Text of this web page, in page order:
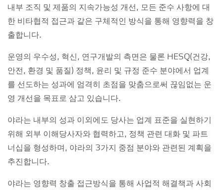
내부 조직 및 제품의 지속가능성 개선, 모든 준수 사항에 대
한 비타협적 접근과 같은 구체적인 방식을 통해 영향력을 창
출합니다.
운영의 우수성, 혁신, 연구개발의 측면은 물론 HESQ(건강,
안전, 환경 및 품질) 정책, 윤리 및 규정 준수 분야에서 업계
를 선도하는 성과에 엄격히 초점을 맞춤으로써 끊임없는 운
영 개선을 목표로 삼고 있습니다.
야라는 내부의 성과 이외에도 당사는 업계 표준을 실현하기
위해 외부 이해당사자와 협력하고, 정책 관련 대화 및 파트
너십을 형성하며, 야라의 3가지 중점 분야와 관련된 계획을
추진합니다.
야라는 영향력 창출 접근방식을 통해 사업적 해결책과 사회